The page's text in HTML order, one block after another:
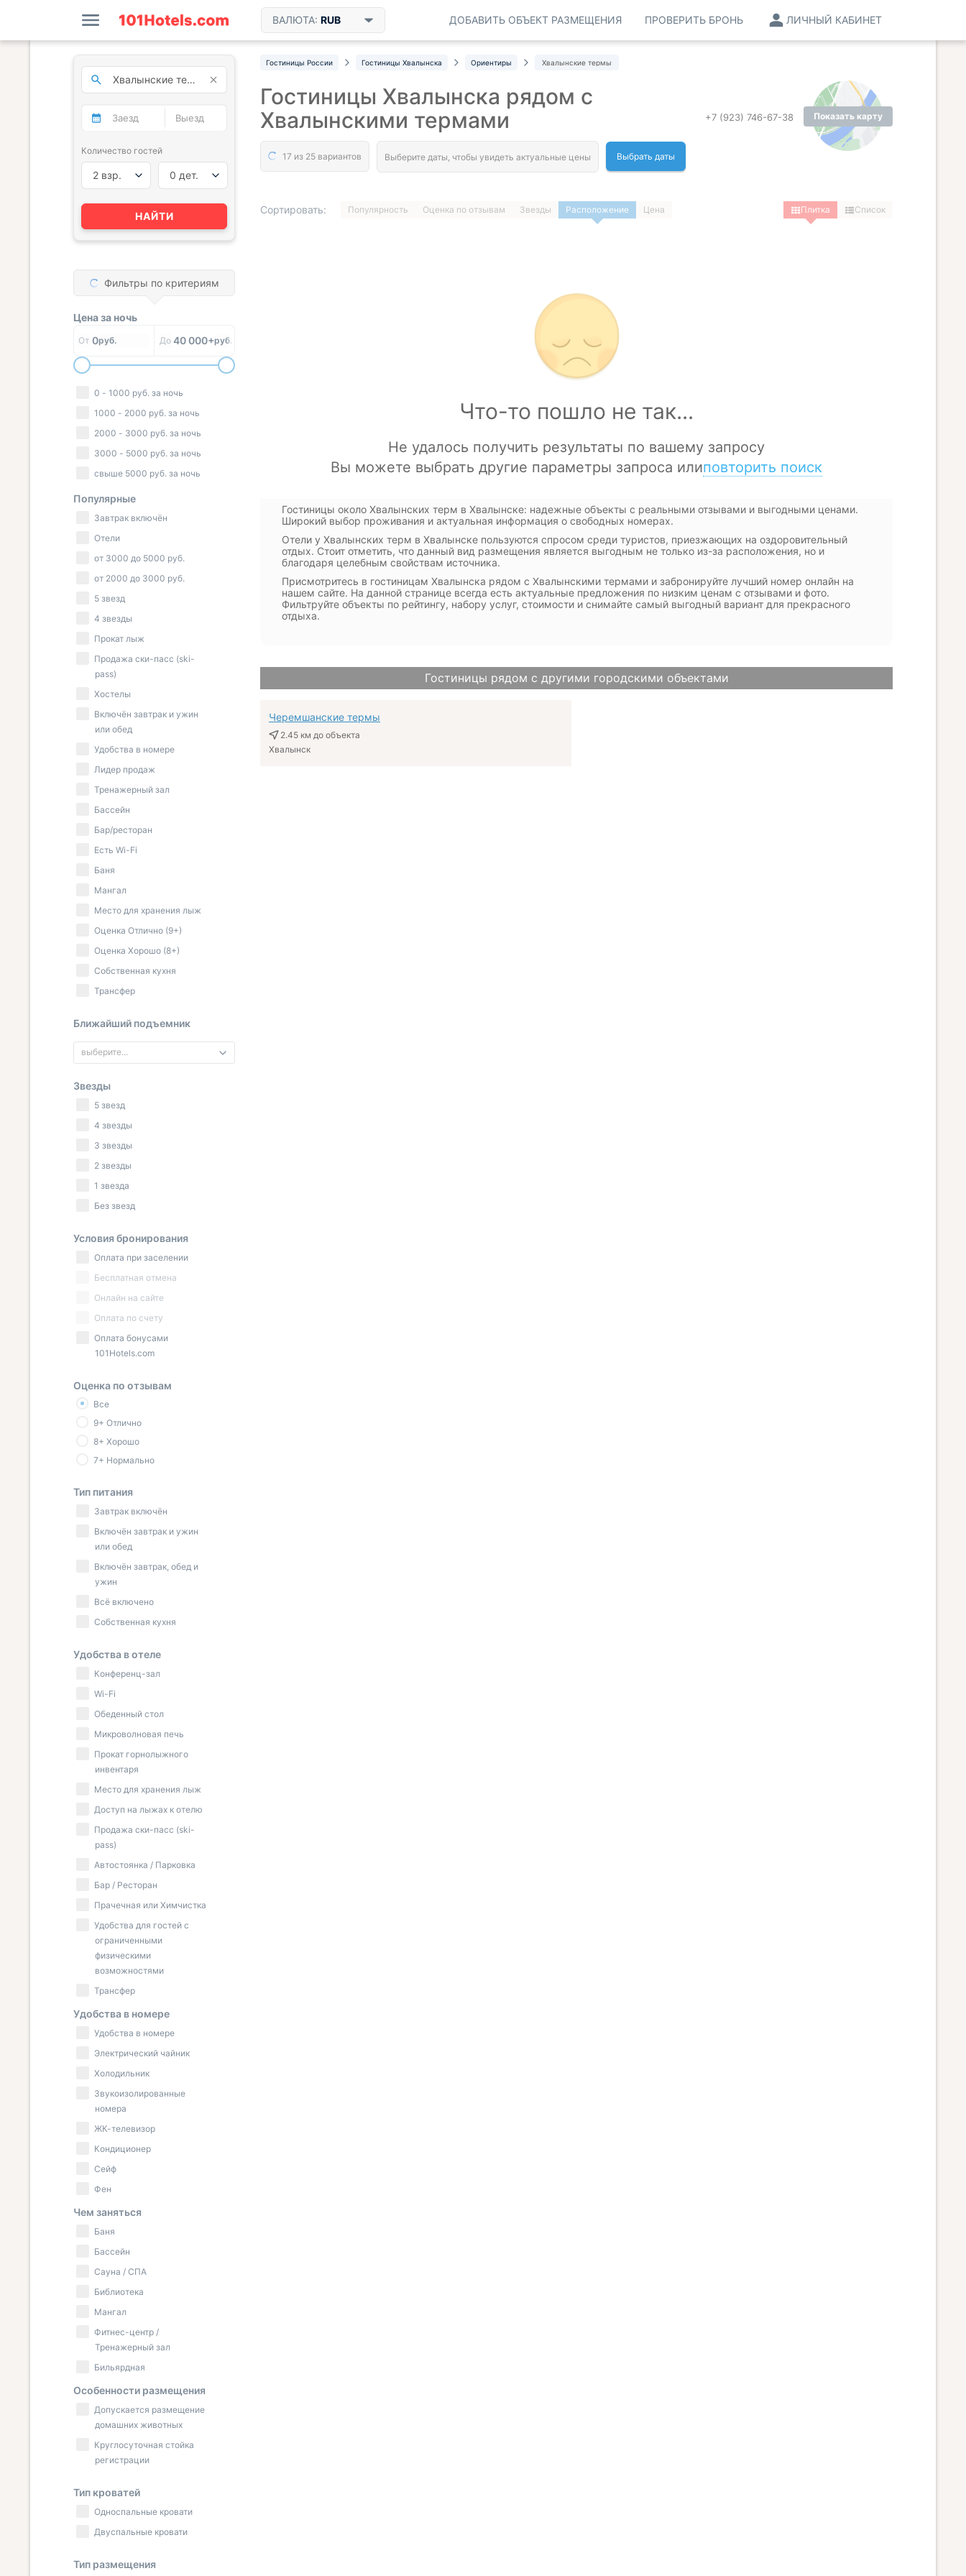
ВАЛЮТА: RUB ЛИЧНЫЙ КАБИНЕТ
ПРОВЕРИТЬ БРОНЬ
ДОБАВИТЬ ОБЪЕКТ РАЗМЕЩЕНИЯ
Гостиницы России Гостиницы Хвалынска Ориентиры Хвалынские термы
Показать карту
+7 (923) 746-67-38
Гостиницы Хвалынска рядом с
Хвалынскими термами
Выбрать даты
Сортировать: Популярность Оценка по отзывам Звезды Расположение Цена Плитка Список
Гостиницы около Хвалынских терм в Хвалынске: надежные объекты с реальными отзывами и выгодными ценами.
Широкий выбор проживания и актуальная информация о свободных номерах.
Отели у Хвалынских терм в Хвалынске пользуются спросом среди туристов, приезжающих на оздоровительный
отдых. Стоит отметить, что данный вид размещения является выгодным не только из-за расположения, но и
благодаря целебным свойствам источника.
Присмотритесь в гостиницам Хвалынска рядом с Хвалынскими термами и забронируйте лучший номер онлайн на
нашем сайте. На данной странице всегда есть актуальные предложения по низким ценам с отзывами и фото.
Фильтруйте объекты по рейтингу, набору услуг, стоимости и снимайте самый выгодный вариант для прекрасного
отдыха.
Гостиницы рядом с другими городскими объектами
Черемшанские термы
2.45 км до объекта
Хвалынск
Количество гостей
2 взр. 0 дет.
НАЙТИ
Фильтры по критериям
Цена за ночь
От 0руб. До 40 000+руб.
0 - 1000 руб. за ночь
1000 - 2000 руб. за ночь
2000 - 3000 руб. за ночь
3000 - 5000 руб. за ночь
свыше 5000 руб. за ночь
Популярные
Завтрак включён
Отели
от 3000 до 5000 руб.
от 2000 до 3000 руб.
5 звезд
4 звезды
Прокат лыж
Продажа ски-пасс (ski-
pass)
Хостелы
Включён завтрак и ужин
или обед
Удобства в номере
Лидер продаж
Тренажерный зал
Бассейн
Бар/ресторан
Есть Wi-Fi
Баня
Мангал
Место для хранения лыж
Оценка Отлично (9+)
Оценка Хорошо (8+)
Собственная кухня
Трансфер
Ближайший подъемник
выберите...
Звезды
5 звезд
4 звезды
3 звезды
2 звезды
1 звезда
Без звезд
Условия бронирования
Оплата при заселении
Бесплатная отмена
Онлайн на сайте
Оплата по счету
Оплата бонусами
101Hotels.com
Оценка по отзывам
Все
9+ Отлично
8+ Хорошо
7+ Нормально
Тип питания
Завтрак включён
Включён завтрак и ужин
или обед
Включён завтрак, обед и
ужин
Всё включено
Собственная кухня
Удобства в отеле
Конференц-зал
Wi-Fi
Обеденный стол
Микроволновая печь
Прокат горнолыжного
инвентаря
Место для хранения лыж
Доступ на лыжах к отелю
Продажа ски-пасс (ski-
pass)
Автостоянка / Парковка
Бар / Ресторан
Прачечная или Химчистка
Удобства для гостей с
ограниченными
физическими
возможностями
Трансфер
Удобства в номере
Удобства в номере
Электрический чайник
Холодильник
Звукоизолированные
номера
ЖК-телевизор
Кондиционер
Сейф
Фен
Чем заняться
Баня
Бассейн
Сауна / СПА
Библиотека
Мангал
Фитнес-центр /
Тренажерный зал
Бильярдная
Особенности размещения
Допускается размещение
домашних животных
Круглосуточная стойка
регистрации
Тип кроватей
Односпальные кровати
Двуспальные кровати
Тип размещения